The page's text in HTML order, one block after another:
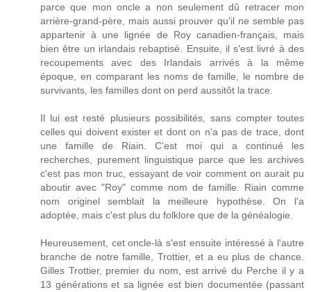
parce que mon oncle a non seulement dû retracer mon
arrière-grand-père, mais aussi prouver qu'il ne semble pas
appartenir à une lignée de Roy canadien-français, mais
bien être un irlandais rebaptisé. Ensuite, il s'est livré à des
recoupements avec des Irlandais arrivés à la même
époque, en comparant les noms de famille, le nombre de
survivants, les familles dont on perd aussitôt la trace.
Il lui est resté plusieurs possibilités, sans compter toutes
celles qui doivent exister et dont on n'a pas de trace, dont
une famille de Riain. C'est moi qui a continué les
recherches, purement linguistique parce que les archives
c'est pas mon truc, essayant de voir comment on aurait pu
aboutir avec "Roy" comme nom de famille. Riain comme
nom originel semblait la meilleure hypothèse. On l'a
adoptée, mais c'est plus du folklore que de la généalogie.
Heureusement, cet oncle-là s'est ensuite intéressé à l'autre
branche de notre famille, Trottier, et a eu plus de chance.
Gilles Trottier, premier du nom, est arrivé du Perche il y a
13 générations et sa lignée est bien documentée (passant